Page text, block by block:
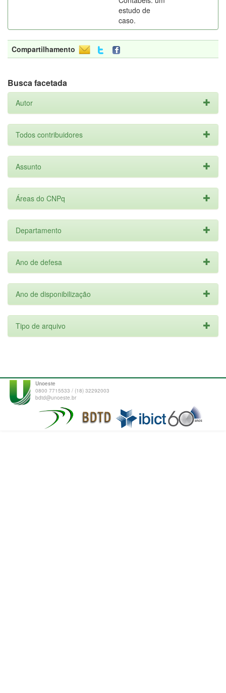
estudo de
caso.
Compartilhamento
Busca facetada
Autor
Todos contribuidores
Assunto
Áreas do CNPq
Departamento
Ano de defesa
Ano de disponibilização
Tipo de arquivo
Unoeste
0800 7715533 / (18) 32292003
bdtd@unoeste.br